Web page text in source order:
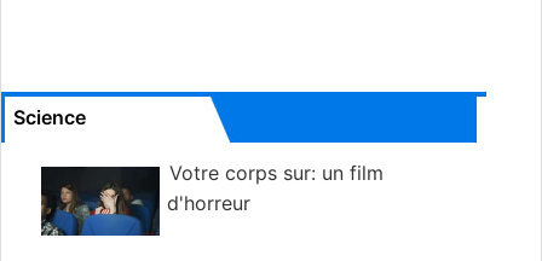
Science
Votre corps sur: un film
d'horreur